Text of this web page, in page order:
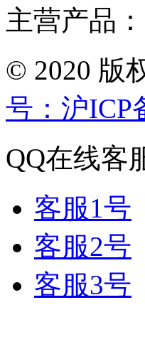
主营产品
© 2020 版
号：沪ICP
QQ在线客
客服1号
客服2号
客服3号